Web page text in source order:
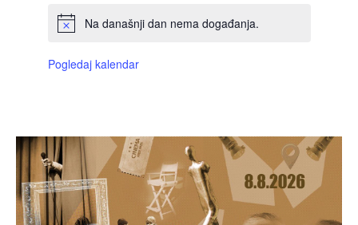
Na današnji dan nema događanja.
Pogledaj kalendar